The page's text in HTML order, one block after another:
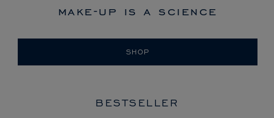
make-up is a science
SHOP
BESTSELLER